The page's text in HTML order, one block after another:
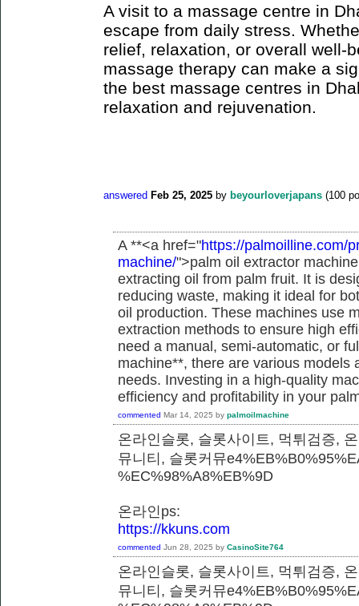
A visit to a massage centre in
escape from daily stress.
relief, relaxation, or overall well-
massage therapy can make a
the best massage centres in
relaxation and rejuvenation.
answered Feb 25, 2025 by beyourloverjapans (100
A **<a href="https://palmoilline.com/
machine/">palm oil extractor
extracting oil from palm fruit. It is
reducing waste, making it ideal for
oil production. These machines use
extraction methods to ensure high
need a manual, semi-automatic, or
machine**, there are various models
needs. Investing in a high-quality
efficiency and profitability in your
commented Mar 14, 2025 by palmoilmachine
온라인슬롯, 슬롯사이트, 먹튀검증,
뮤니티, 슬롯커뮤
%EC%98%A8%EB%9D
온라인ps:
https://kkuns.com
commented Jun 28, 2025 by CasinoSite764
온라인슬롯, 슬롯사이트, 먹튀검증,
뮤니티, 슬롯커뮤